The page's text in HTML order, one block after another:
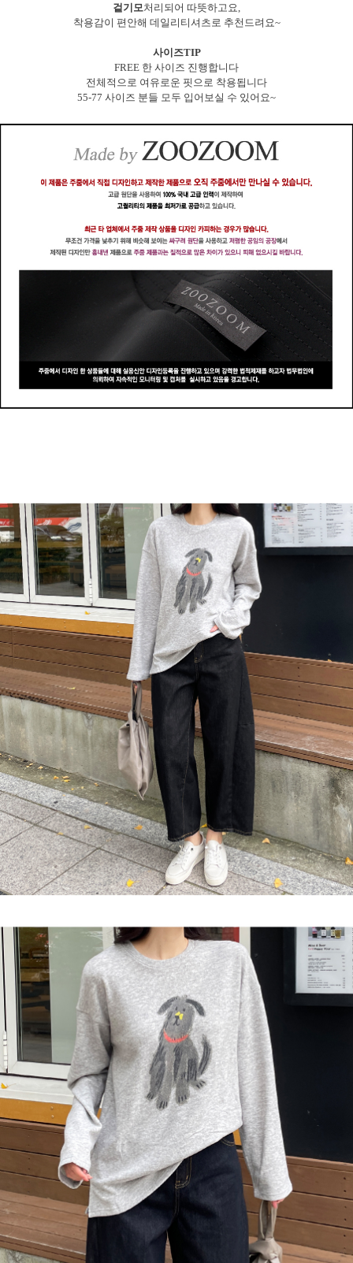
겉기모처리되어 따뜻하고요,
착용감이 편안해 데일리티셔츠로 추천드려요~
사이즈TIP
FREE 한 사이즈 진행합니다
전체적으로 여유로운 핏으로 착용됩니다
55-77 사이즈 분들 모두 입어보실 수 있어요~